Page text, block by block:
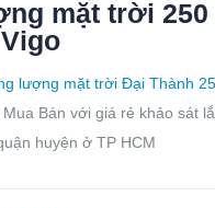
mặt trời 250
lượng mặt trời Đại Thành
Bán với giá rẻ khảo sát
huyện ở TP HCM